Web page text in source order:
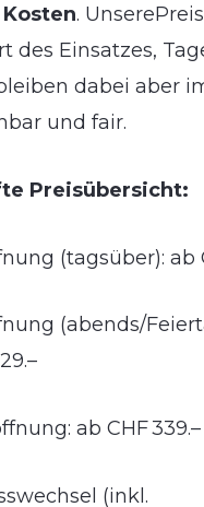
.
des Einsatzes,
dabei aber
und fair.
Preisübersicht:
(tagsüber): ab
(abends/
ab CHF 339.–
(inkl.